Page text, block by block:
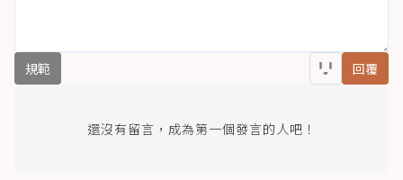
規範 回覆
還沒有留言，成為第一個發言的人吧！